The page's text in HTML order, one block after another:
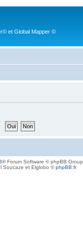
et Global Mapper ©
® Forum Software © phpBB Group
Soucaze et Elglobo ©phpBB.fr